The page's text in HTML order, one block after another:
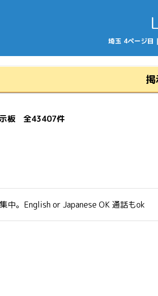
埼玉 4ページ目
掲
示板 全43407件
中。English or Japanese OK 通話もok